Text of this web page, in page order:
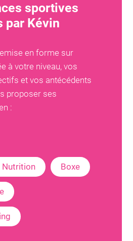
sportives
par Kévin
en forme sur
à votre niveau, vos
et vos antécédents
proposer ses
:
Nutrition Boxe